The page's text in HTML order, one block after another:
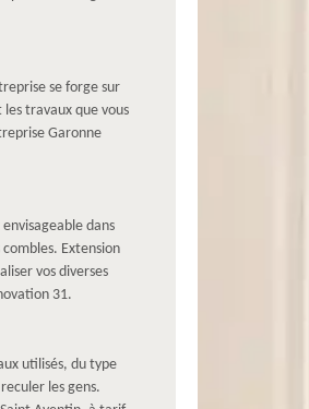
se forge sur
travaux que vous
Garonne
dans
Extension
vos diverses
31.
utilisés, du type
les gens.